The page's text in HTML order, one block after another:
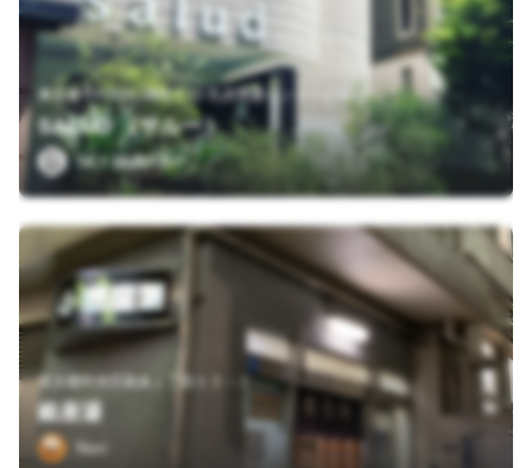
東京都千代田区3番町3-10 乳房再建センタービル 1F
SALUD （サルー）
SKY RUNTRIP
東京都中央区銀座１丁目１２－２
銀座湯
Nori